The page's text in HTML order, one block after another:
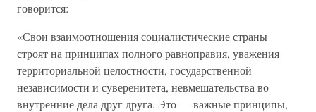
говорится:
«Свои взаимоотношения социалистические страны
строят на принципах полного равноправия, уважения
территориальной целостности, государственной
независимости и суверенитета, невмешательства во
внутренние дела друг друга. Это — важные принципы,